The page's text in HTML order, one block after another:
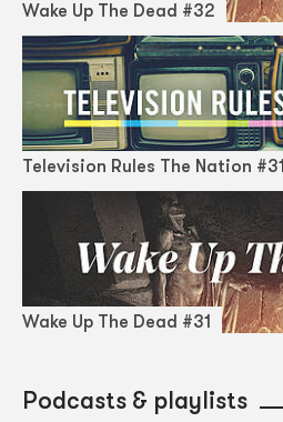
Wake Up The Dead #32
Television Rules The Nation #31
Wake Up The Dead #31
Podcasts & playlists